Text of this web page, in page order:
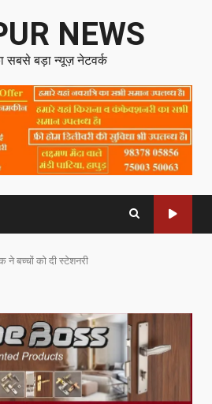
NEWS
सबसे बड़ा न्यूज़ नेटवर्क
ने बच्चों को दी स्टेशनरी